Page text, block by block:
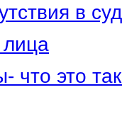
в
лица
что это